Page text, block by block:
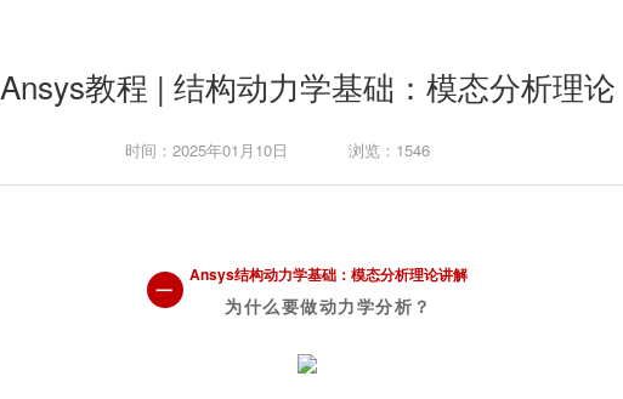
Ansys教程 | 结构动力学基础：模态分析理论
时间：2025年01月10日 浏览：1546
一
Ansys结构动力学基础：模态分析理论讲解
为什么要做动力学分析？